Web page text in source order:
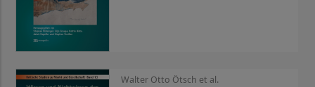
Walter Otto Ötsch et al.